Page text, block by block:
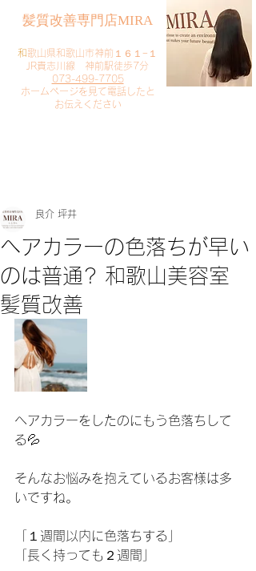
​髪質改善専門店MIRA
​和歌山県和歌山市神前１６１−１
JR貴志川線 神前駅徒歩7分
073-499-7705
​ホームページを見て電話したと
お伝えください
ヘアカラーの色落ちが早い
のは普通? 和歌山美容室
髪質改善
良介 坪井
ヘアカラーをしたのにもう色落ちして
る💦
そんなお悩みを抱えているお客様は多
いですね。
「１週間以内に色落ちする」
「長く持っても２週間」